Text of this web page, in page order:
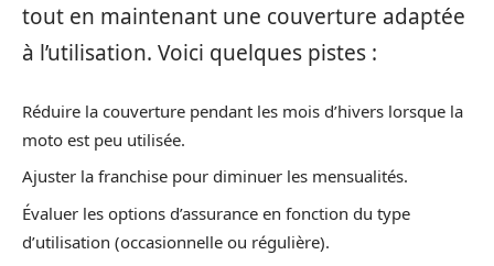
tout en maintenant une couverture adaptée
à l’utilisation. Voici quelques pistes :
Réduire la couverture pendant les mois d’hivers lorsque la
moto est peu utilisée.
Ajuster la franchise pour diminuer les mensualités.
Évaluer les options d’assurance en fonction du type
d’utilisation (occasionnelle ou régulière).